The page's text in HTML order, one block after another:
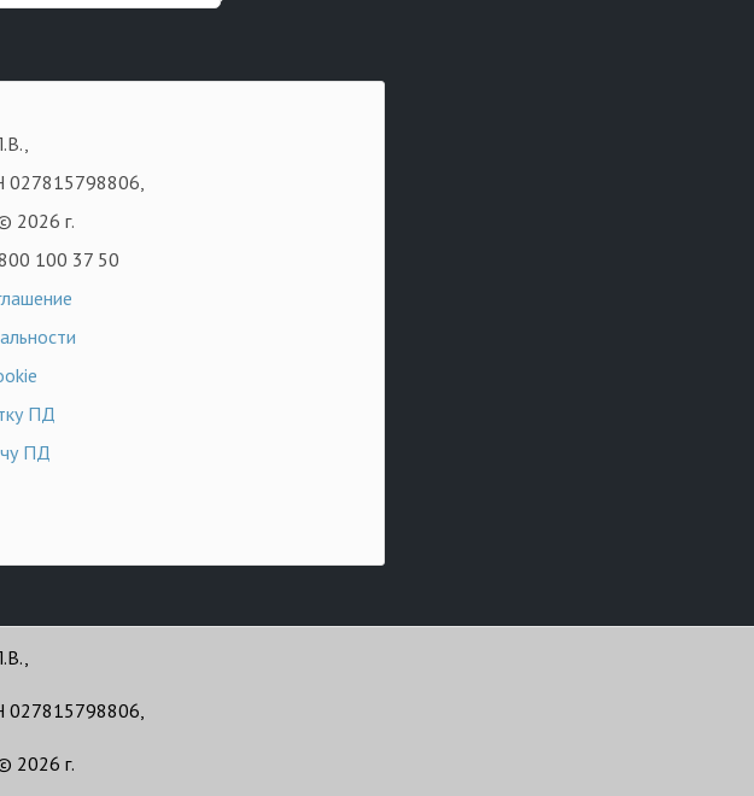
2026 г.
100 37 50
ПД
ПД
2026 г.